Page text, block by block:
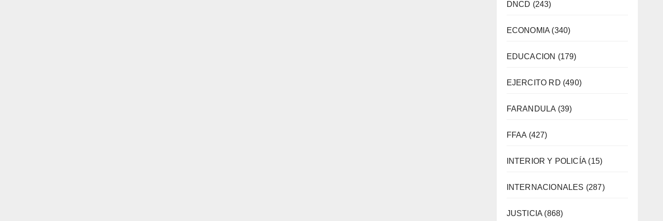
DNCD (243)
ECONOMIA (340)
EDUCACION (179)
EJERCITO RD (490)
FARANDULA (39)
FFAA (427)
INTERIOR Y POLICÍA (15)
INTERNACIONALES (287)
JUSTICIA (868)